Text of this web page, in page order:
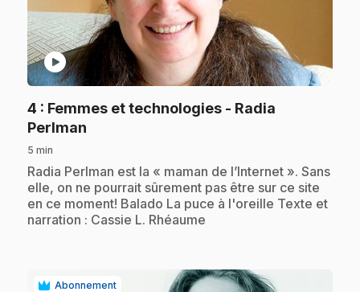
play_circle
4 : Femmes et technologies - Radia
Perlman
5 min
.Radia Perlman est la « maman de l’Internet ». Sans
elle, on ne pourrait sûrement pas être sur ce site
en ce moment! Balado La puce à l'oreille Texte et
narration : Cassie L. Rhéaume
Abonnement